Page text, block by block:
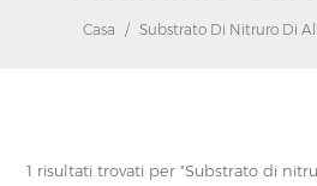
Casa / Substrato Di Nitruro Di
1 risultati trovati per "Substrato di